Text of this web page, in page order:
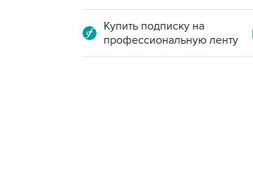
Купить подписку на
профессиональную ленту